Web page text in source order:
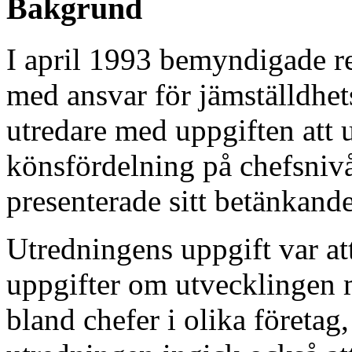
Bakgrund
I april 1993 bemyndigade
med ansvar för
utredare med uppgiften att
könsfördelning på
presenterade sitt
Utredningens uppgift var
uppgifter om utvecklingen
bland chefer i olika